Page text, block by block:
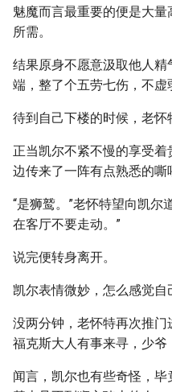
魅魔而言最重要的便是大
所需。
结果原身不愿意汲取他人
端，整了个五劳七伤，不虚
待到自己下楼的时候，老怀
正当凯尔不紧不慢的享受
边传来了一阵有点熟悉的嘶
“是狮鹫。”老怀特望向凯尔
在客厅不要走动。”
说完便转身离开。
凯尔表情微妙，怎么感觉自
没两分钟，老怀特再次推门
福克斯大人有事来寻，少爷
闻言，凯尔也有些奇怪，